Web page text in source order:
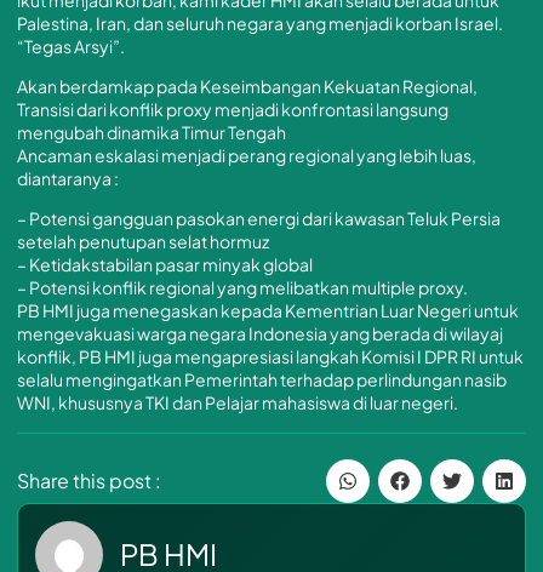
Palestina, Iran, dan seluruh negara yang menjadi korban Israel.
“Tegas Arsyi”.
Akan berdamkap pada Keseimbangan Kekuatan Regional,
Transisi dari konflik proxy menjadi konfrontasi langsung
mengubah dinamika Timur Tengah
Ancaman eskalasi menjadi perang regional yang lebih luas,
diantaranya :
– Potensi gangguan pasokan energi dari kawasan Teluk Persia
setelah penutupan selat hormuz
– Ketidakstabilan pasar minyak global
– Potensi konflik regional yang melibatkan multiple proxy.
PB HMI juga menegaskan kepada Kementrian Luar Negeri untuk
mengevakuasi warga negara Indonesia yang berada di wilayaj
konflik, PB HMI juga mengapresiasi langkah Komisi I DPR RI untuk
selalu mengingatkan Pemerintah terhadap perlindungan nasib
WNI, khususnya TKI dan Pelajar mahasiswa di luar negeri.
Share this post :
PB HMI